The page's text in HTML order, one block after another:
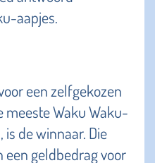
aapjes.
een zelfgekozen
meeste Waku Waku-
de winnaar. Die
geldbedrag voor